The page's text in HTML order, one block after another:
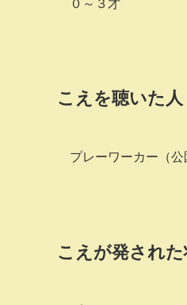
０～３才
こえを聴いた人
プレーワーカー（公
こえが発され